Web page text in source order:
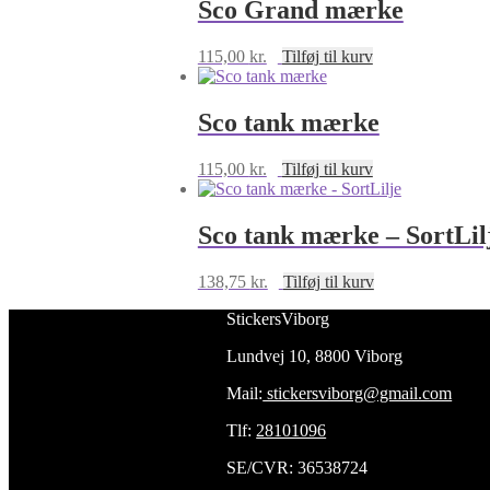
Sco Grand mærke
115,00 kr. Tilføj til kurv
Sco tank mærke
115,00 kr. Tilføj til kurv
Sco tank mærke –
138,75 kr.
Tilføj til kurv
StickersViborg
Lundvej 10, 8800 Viborg
Mail: stickersviborg@gmail.com
Tlf: 28101096
SE/CVR: 36538724